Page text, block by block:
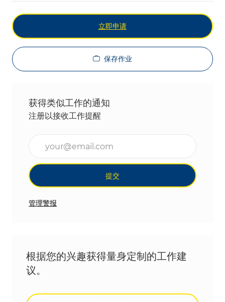
立即申请
保存作业
获得类似工作的通知
注册以接收工作提醒
提交
管理警报
根据您的兴趣获得量身定制的工作建
议。